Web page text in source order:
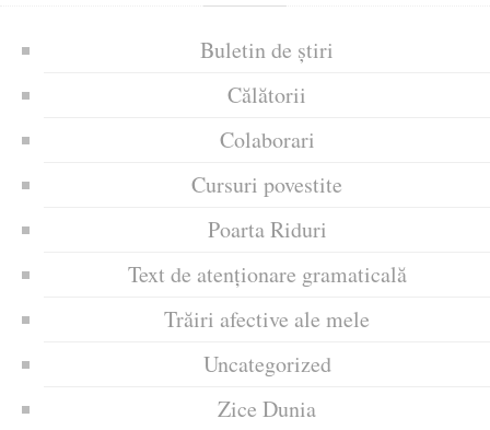
Buletin de știri
Călătorii
Colaborari
Cursuri povestite
Poarta Riduri
Text de atenționare gramaticală
Trăiri afective ale mele
Uncategorized
Zice Dunia